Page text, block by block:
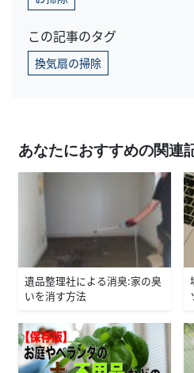
この記事のタグ
換気扇の掃除
あなたにおすすめの関連
遺品整理社による消臭：家の臭
いを消す方法